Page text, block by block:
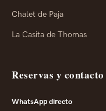
Chalet de Paja
La Casita de Thomas
Reservas y contacto
WhatsApp directo